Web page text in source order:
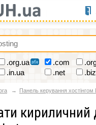
.org.ua .com
.in.ua .net .biz
Панель керування хостінгом
кириличний